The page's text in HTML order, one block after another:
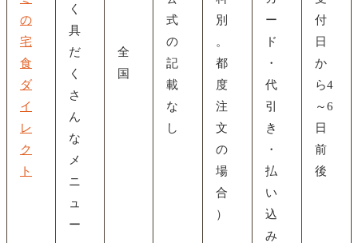
の
宅
食
ダ
イ
レ
ク
ト
く
具
だ
く
さ
ん
な
メ
ニ
ュ
ー
全
国
式
の
記
載
な
し
別
。
都
度
注
文
の
場
合
）
ー
ド
・
代
引
き
・
払
い
込
み
付
日
か
ら4
～6
日
前
後